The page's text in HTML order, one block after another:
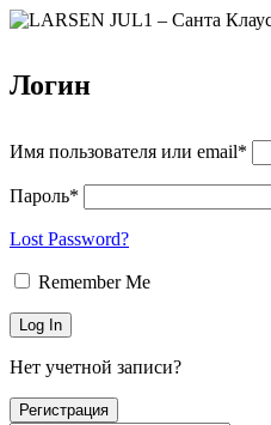
Логин
Имя пользователя или email*
Пароль*
Lost Password?
Remember Me
Нет учетной записи?
Регистрация